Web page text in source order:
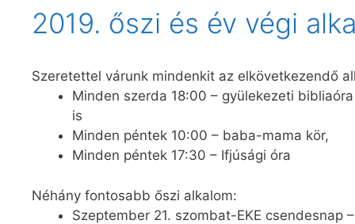
o
k
m
g
2019. őszi és év végi
Szeretettel várunk mindenkit az elkövetkezendő
Minden szerda 18:00 – gyülekezeti
is
Minden péntek 10:00 – baba-mama kör,
Minden péntek 17:30 – Ifjúsági óra
Néhány fontosabb őszi alkalom:
Szeptember 21. szombat-EKE csendesnap